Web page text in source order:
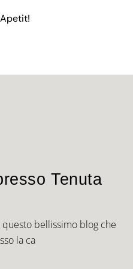
Tenuta
bellissimo blog che
la ca